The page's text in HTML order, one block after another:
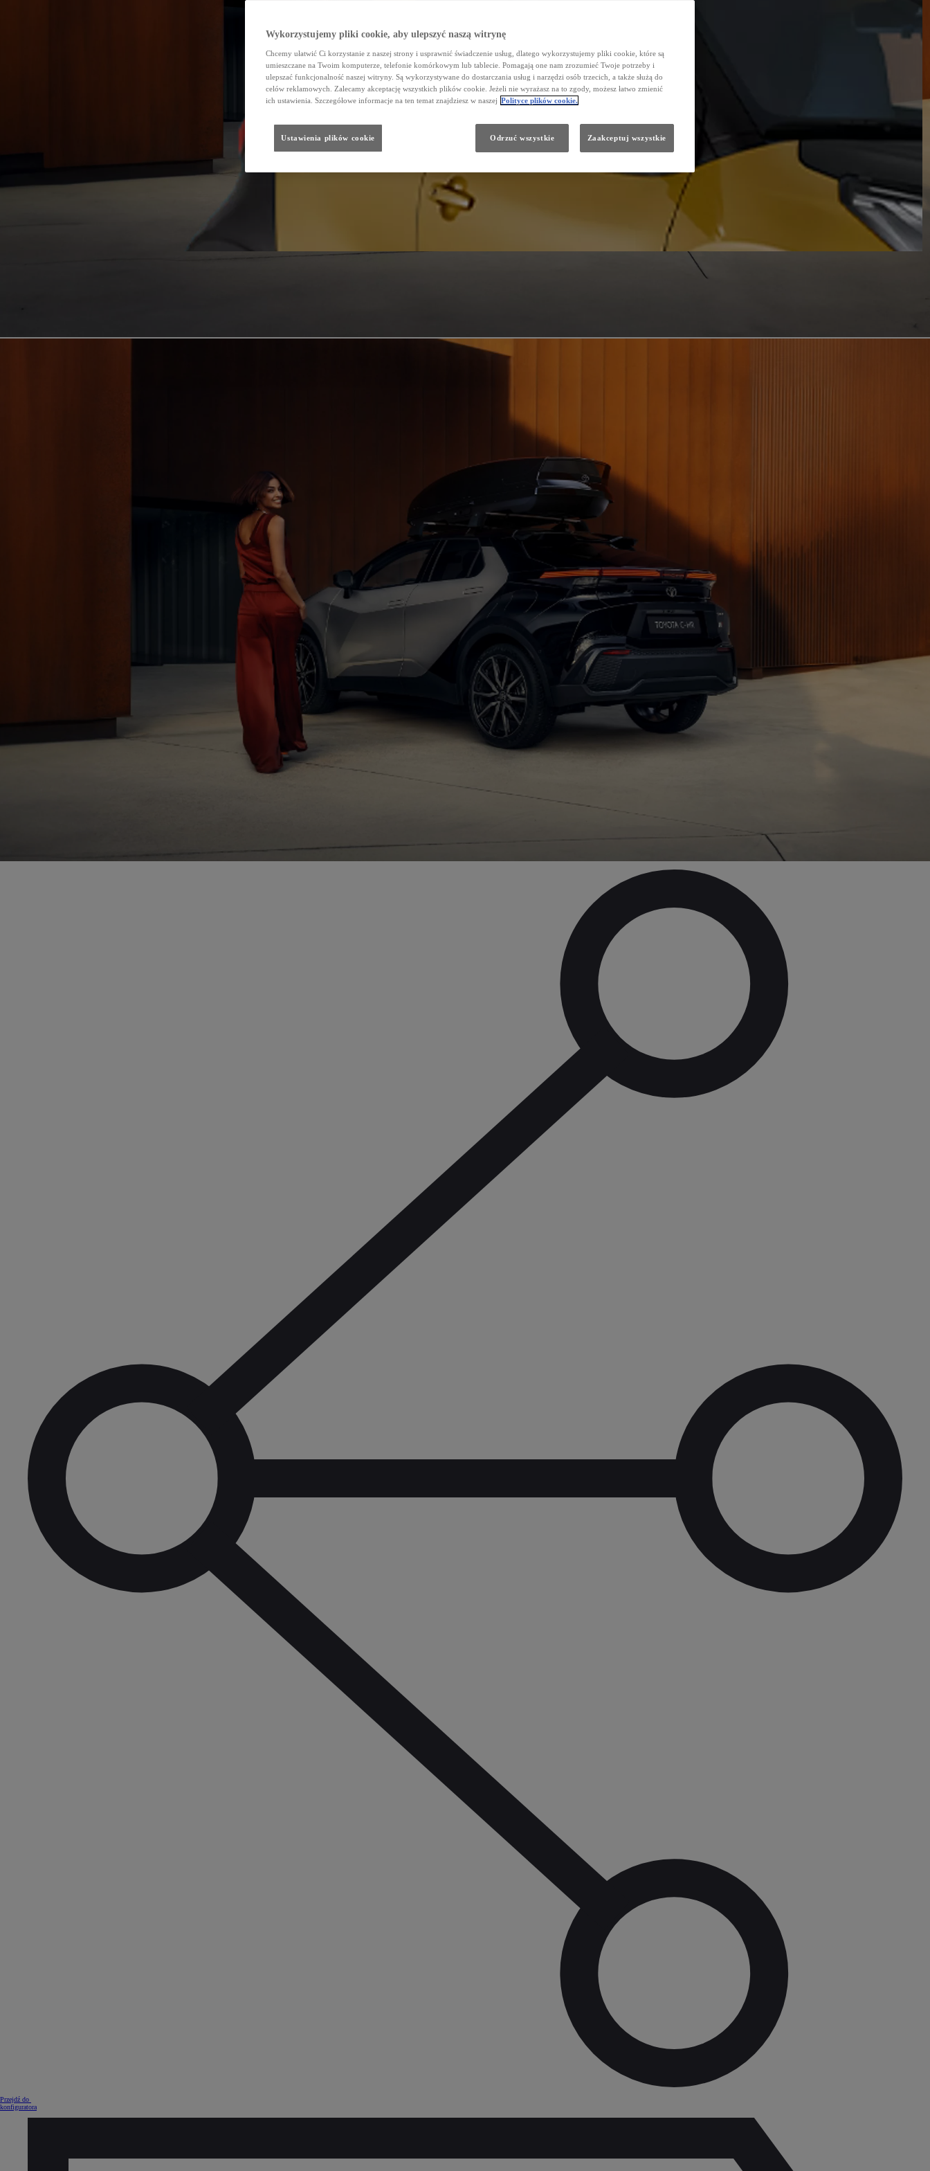
Przejdź do
konfiguratora
Wykorzystujemy pliki cookie, aby ulepszyć naszą witrynę
Chcemy ułatwić Ci korzystanie z naszej strony i usprawnić świadczenie usług, dlatego wykorzystujemy pliki cookie, które są
umieszczane na Twoim komputerze, telefonie komórkowym lub tablecie. Pomagają one nam zrozumieć Twoje potrzeby i
ulepszać funkcjonalność naszej witryny. Są wykorzystywane do dostarczania usług i narzędzi osób trzecich, a także służą do
celów reklamowych. Zalecamy akceptację wszystkich plików cookie. Jeżeli nie wyrażasz na to zgody, możesz łatwo zmienić
ich ustawienia. Szczegółowe informacje na ten temat znajdziesz w naszej Polityce plików cookie.
Ustawienia plików cookie Odrzuć wszystkie Zaakceptuj wszystkie